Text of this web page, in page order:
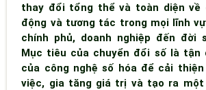
thay đổi tổng thể và toàn diện về
động và tương tác trong mọi lĩnh
chính phủ, doanh nghiệp đến đời
Mục tiêu của chuyển đổi số là tận
của công nghệ số hóa để cải
việc, gia tăng giá trị và tạo ra một